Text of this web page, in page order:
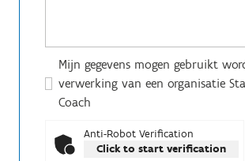
Mijn gegevens mogen gebruikt
verwerking van een organisatie
Coach
Anti-Robot Verification
Click to start verification